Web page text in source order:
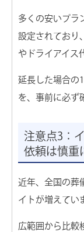
多くの安いプラ
設定されており
やドライアイス
延長した場合の
を、事前に必ず
注意点3：
依頼は慎重
近年、全国の葬
イトが増えてい
広範囲から比較